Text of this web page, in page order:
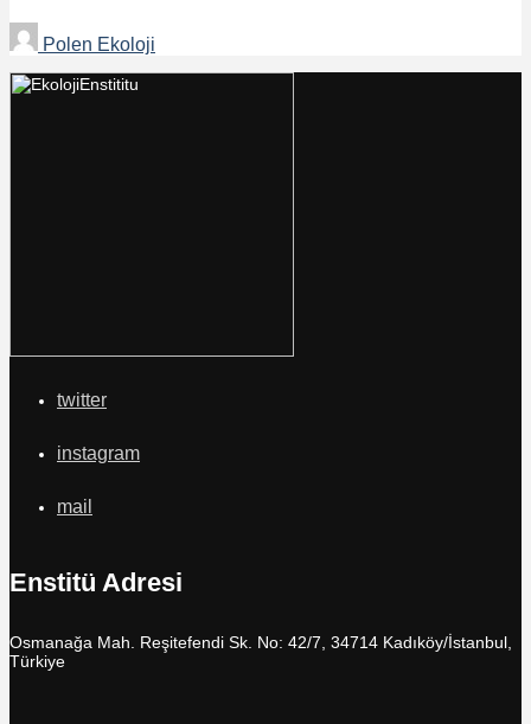
Polen Ekoloji
twitter
instagram
mail
Enstitü Adresi
Osmanağa Mah. Reşitefendi Sk. No: 42/7, 34714 Kadıköy/İstanbul,
Türkiye